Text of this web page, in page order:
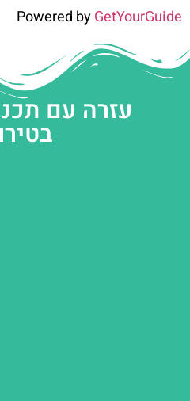
Powered byGetYourGuide
עזרה עם